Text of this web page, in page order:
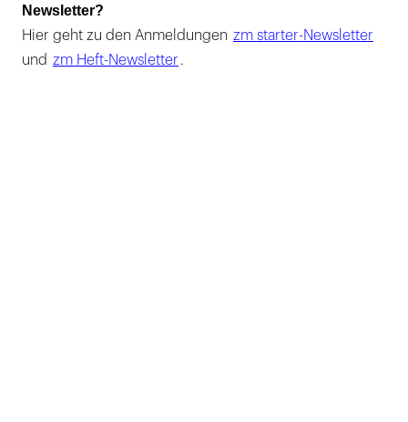
Newsletter?
Hier geht zu den Anmeldungen zm starter-Newsletter
und zm Heft-Newsletter .